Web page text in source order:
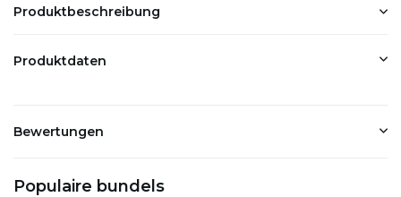
Produktbeschreibung
Produktdaten
Bewertungen
Populaire bundels